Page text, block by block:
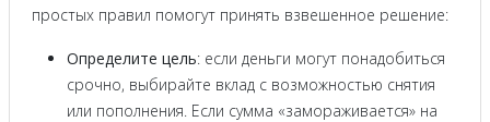
простых правил помогут принять взвешенное решение:
Определите цель: если деньги могут понадобиться
срочно, выбирайте вклад с возможностью снятия
или пополнения. Если сумма «замораживается» на